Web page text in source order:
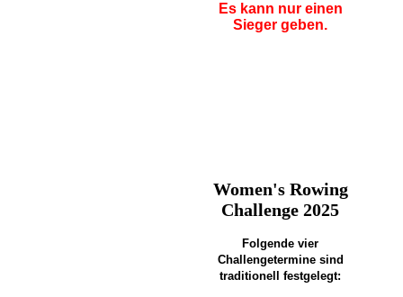
Es kann nur einen
Sieger geben.
Women's Rowing
Challenge 2025
Folgende vier
Challengetermine sind
traditionell festgelegt: